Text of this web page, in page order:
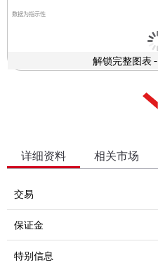
数据为指示性
解锁完整图表 -
详细资料 相关市场